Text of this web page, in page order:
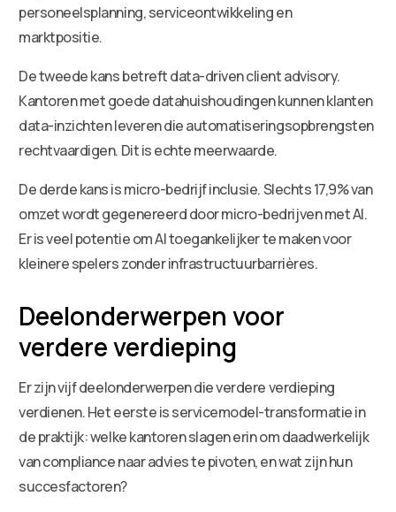
personeelsplanning, serviceontwikkeling en
marktpositie.
De tweede kans betreft data-driven client advisory.
Kantoren met goede datahuishoudingen kunnen klanten
data-inzichten leveren die automatiseringsopbrengsten
rechtvaardigen. Dit is echte meerwaarde.
De derde kans is micro-bedrijf inclusie. Slechts 17,9% van
omzet wordt gegenereerd door micro-bedrijven met AI.
Er is veel potentie om AI toegankelijker te maken voor
kleinere spelers zonder infrastructuurbarrières.
Deelonderwerpen voor
verdere verdieping
Er zijn vijf deelonderwerpen die verdere verdieping
verdienen. Het eerste is servicemodel-transformatie in
de praktijk: welke kantoren slagen erin om daadwerkelijk
van compliance naar advies te pivoten, en wat zijn hun
succesfactoren?